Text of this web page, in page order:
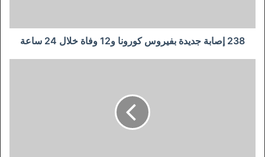
24
ساعة238 إصابة جديدة بفيروس كورونا و12 وفاة خلال 24 ساعة